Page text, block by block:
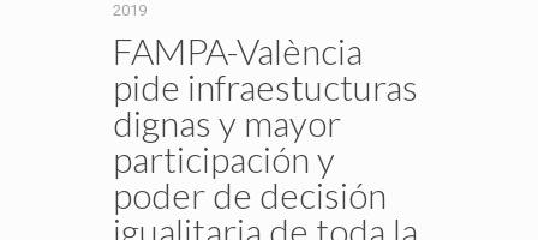
2019
FAMPA-València
pide infraestucturas
dignas y mayor
participación y
poder de decisión
igualitaria de toda la